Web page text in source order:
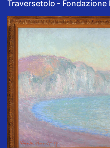
Traversetolo - Fondazione